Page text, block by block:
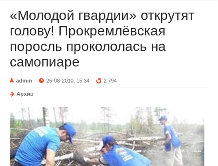
«Молодой гвардии» открутят
голову! Прокремлёвская
поросль прокололась на
самопиаре
admin 25-08-2010, 15:34 2 794
Архив